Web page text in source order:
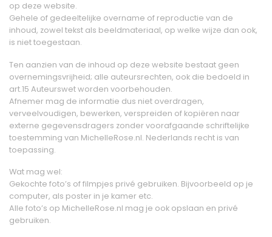
op deze website.
Gehele of gedeeltelijke overname of reproductie van de
inhoud, zowel tekst als beeldmateriaal, op welke wijze dan ook,
is niet toegestaan.
Ten aanzien van de inhoud op deze website bestaat geen
overnemingsvrijheid; alle auteursrechten, ook die bedoeld in
art.15 Auteurswet worden voorbehouden.
Afnemer mag de informatie dus niet overdragen,
verveelvoudigen, bewerken, verspreiden of kopiëren naar
externe gegevensdragers zonder voorafgaande schriftelijke
toestemming van MichelleRose.nl. Nederlands recht is van
toepassing.
Wat mag wel:
Gekochte foto’s of filmpjes privé gebruiken. Bijvoorbeeld op je
computer, als poster in je kamer etc.
Alle foto’s op MichelleRose.nl mag je ook opslaan en privé
gebruiken.